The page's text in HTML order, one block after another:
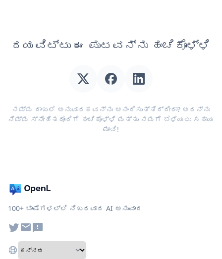
ದಯವಿಟ್ಟು ಈ ಪುಟವನ್ನು ಹಂಚಿಕೊಳ್ಳಿ
ನಮ್ಮ ದಾಖಲೆ ಅನುವಾದಕವನ್ನು ಆನಂದಿಸುತ್ತಿದ್ದೀರಾ? ಅದನ್ನು
ನಿಮ್ಮ ಸ್ನೇಹಿತರೊಂದಿಗೆ ಹಂಚಿಕೊಳ್ಳಿ ಮತ್ತು ನಮಗೆ ಬೆಳೆಯಲು ಸಹಾಯ
ಮಾಡಿ!
100+ ಭಾಷೆಗಳಲ್ಲಿ ನಿಖರವಾದ AI ಅನುವಾದ